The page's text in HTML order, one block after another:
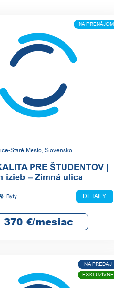
NA PRENÁJOM
Staré Mesto, Slovensko
PRE ŠTUDENTOV |
izieb – Zimná ulica
Byty DETAILY
370 €/mesiac
NA PREDAJ
EXKLUZÍVNE